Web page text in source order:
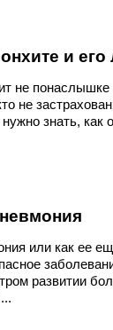
и его
не
не
знать, как
или как ее
развитии